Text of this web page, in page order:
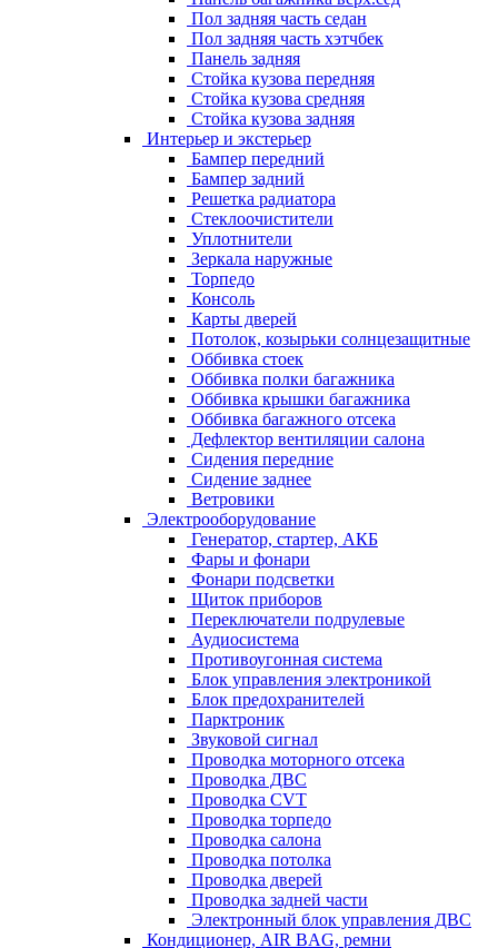
Пол задняя часть седан
Пол задняя часть хэтчбек
Панель задняя
Стойка кузова передняя
Стойка кузова средняя
Стойка кузова задняя
Интерьер и экстерьер
Бампер передний
Бампер задний
Решетка радиатора
Стеклоочистители
Уплотнители
Зеркала наружные
Торпедо
Консоль
Карты дверей
Потолок, козырьки солнцезащитные
Оббивка стоек
Оббивка полки багажника
Оббивка крышки багажника
Оббивка багажного отсека
Дефлектор вентиляции салона
Сидения передние
Сидение заднее
Ветровики
Электрооборудование
Генератор, стартер, АКБ
Фары и фонари
Фонари подсветки
Щиток приборов
Переключатели подрулевые
Аудиосистема
Противоугонная система
Блок управления электроникой
Блок предохранителей
Парктроник
Звуковой сигнал
Проводка моторного отсека
Проводка ДВС
Проводка CVT
Проводка торпедо
Проводка салона
Проводка потолка
Проводка дверей
Проводка задней части
Электронный блок управления ДВС
Кондиционер, AIR BAG, ремни